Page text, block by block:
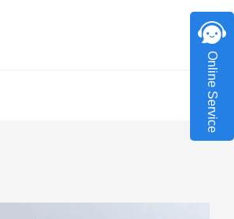
Online Service